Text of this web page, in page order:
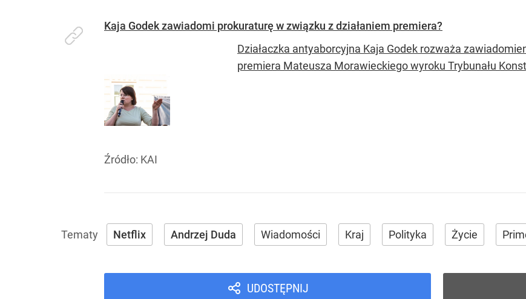
Kaja Godek zawiadomi prokuraturę w związku z działaniem premiera?
Działaczka antyaborcyjna Kaja Godek rozważa
premiera Mateusza Morawieckiego wyroku Trybunału
Źródło: KAI
Netflix Andrzej Duda Wiadomości Kraj Polityka Życie
UDOSTĘPNIJ